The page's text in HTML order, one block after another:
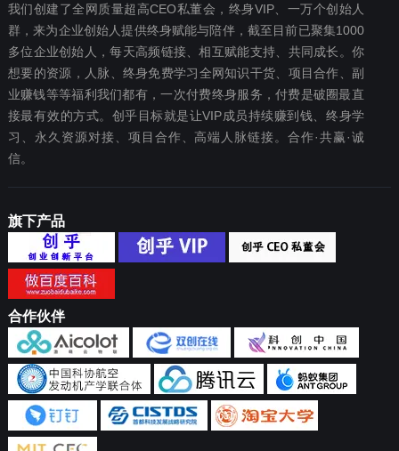
我们创建了全网质量超高CEO私董会，终身VIP、一万个创始人
群，来为企业创始人提供终身赋能与陪伴，截至目前已聚集1000
多位企业创始人，每天高频链接、相互赋能支持、共同成长。你
想要‬的资源，人脉、终身免费学习全网知识干货、项目合作、副
业赚钱等等福利我们都‬有，一次付费终‬身服务，付费是破圈最‬直
接最有效‬的方式。创乎目标就是让VIP成员持续赚到钱、终身学
习、永久资源对接、项目合作、高端人脉链接。合作·共赢·诚
信。
旗下产品
合作伙伴